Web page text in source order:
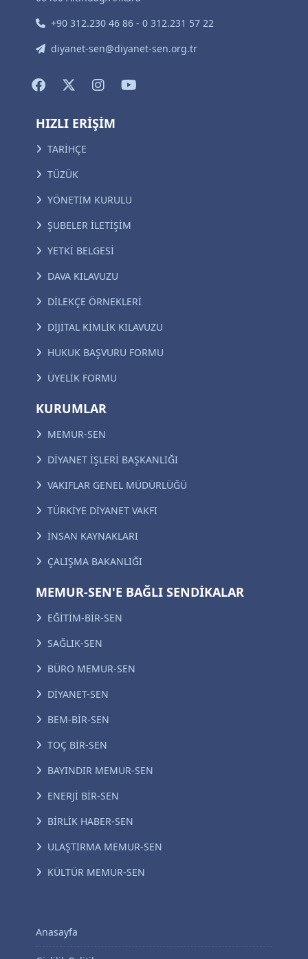
+90 312.230 46 86 - 0 312.231 57 22
diyanet-sen@diyanet-sen.org.tr
HIZLI ERİŞİM
TARİHÇE
TÜZÜK
YÖNETİM KURULU
ŞUBELER İLETİŞİM
YETKİ BELGESİ
DAVA KILAVUZU
DİLEKÇE ÖRNEKLERİ
DİJİTAL KİMLİK KILAVUZU
HUKUK BAŞVURU FORMU
ÜYELİK FORMU
KURUMLAR
MEMUR-SEN
DİYANET İŞLERİ BAŞKANLIĞI
VAKIFLAR GENEL MÜDÜRLÜĞÜ
TÜRKİYE DİYANET VAKFI
İNSAN KAYNAKLARI
ÇALIŞMA BAKANLIĞI
MEMUR-SEN'E BAĞLI SENDİKALAR
EĞİTİM-BİR-SEN
SAĞLIK-SEN
BÜRO MEMUR-SEN
DİYANET-SEN
BEM-BİR-SEN
TOÇ BİR-SEN
BAYINDIR MEMUR-SEN
ENERJİ BİR-SEN
BİRLİK HABER-SEN
ULAŞTIRMA MEMUR-SEN
KÜLTÜR MEMUR-SEN
Anasayfa